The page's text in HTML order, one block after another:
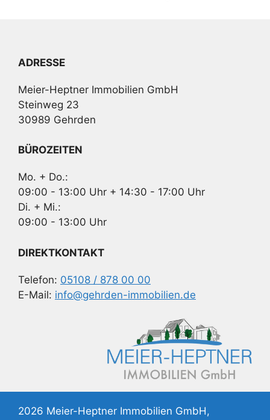
ADRESSE
Meier-Heptner Immobilien GmbH
Steinweg 23
30989 Gehrden
BÜROZEITEN
Mo. + Do.:
09:00 - 13:00 Uhr + 14:30 - 17:00 Uhr
Di. + Mi.:
09:00 - 13:00 Uhr
DIREKTKONTAKT
Telefon: 05108 / 878 00 00
E-Mail: info@gehrden-immobilien.de
2026 Meier-Heptner Immobilien GmbH,